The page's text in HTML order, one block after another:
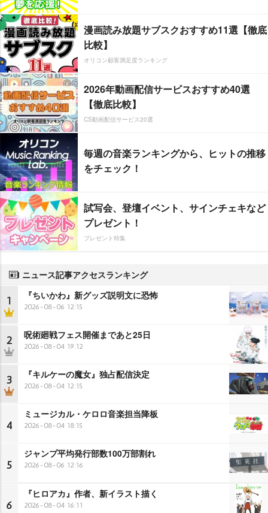
漫画読み放題サブスクおすすめ11選【徹底
比較】
オリコン顧客満足度ランキング
2026年動画配信サービスおすすめ40選
【徹底比較】
CS動画配信サービス20選
毎週の音楽ランキングから、ヒットの推移
をチェック！
試写会、登壇イベント、サインチェキなど
プレゼント！
プレゼント特集
ニュース記事アクセスランキング
1 『ちいかわ』新グッズ説明文に恐怖
2026-08-06 12:15
2 呪術廻戦フェス開催まであと25日
2026-08-04 19:12
3 『キルケーの魔女』独占配信決定
2026-08-04 12:15
4
ミュージカル・ケロロ音楽担当降板
2026-08-04 18:15
5
ジャンプ平均発行部数100万部割れ
2026-08-06 12:16
6
『ヒロアカ』作者、新イラスト描く
2026-08-04 16:11